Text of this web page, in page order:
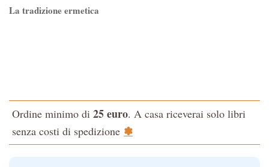
La tradizione ermetica
La Cabala
Il potere del serpente
Ordine minimo di 25 euro. A casa riceverai solo libri
senza costi di spedizione ✽